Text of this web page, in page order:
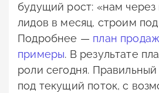
будущий рост: «нам
лидов в месяц, строим под
Подробнее — план
примеры. В результате
роли сегодня. Правильный
под текущий поток, с